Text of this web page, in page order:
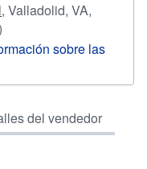
, Valladolid, VA,
del
5
5
estrellas
del vendedor